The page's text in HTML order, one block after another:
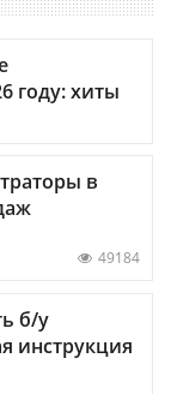
году: хиты
в
49184
б/у
инструкция